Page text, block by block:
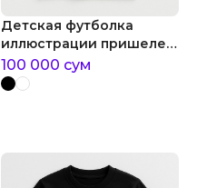
Детская футболка
иллюстрации пришелец
с пиццей
100 000 сум